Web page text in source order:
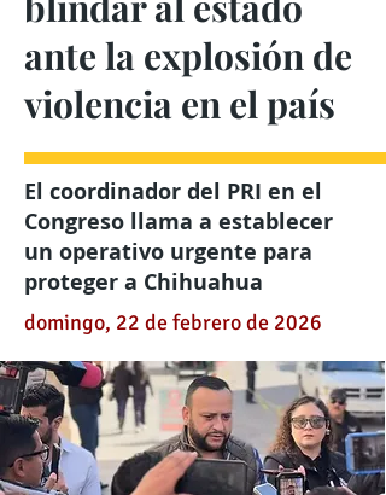
ante la explosión de
violencia en el país
El coordinador del PRI en el
Congreso llama a establecer
un operativo urgente para
proteger a Chihuahua
domingo, 22 de febrero de 2026